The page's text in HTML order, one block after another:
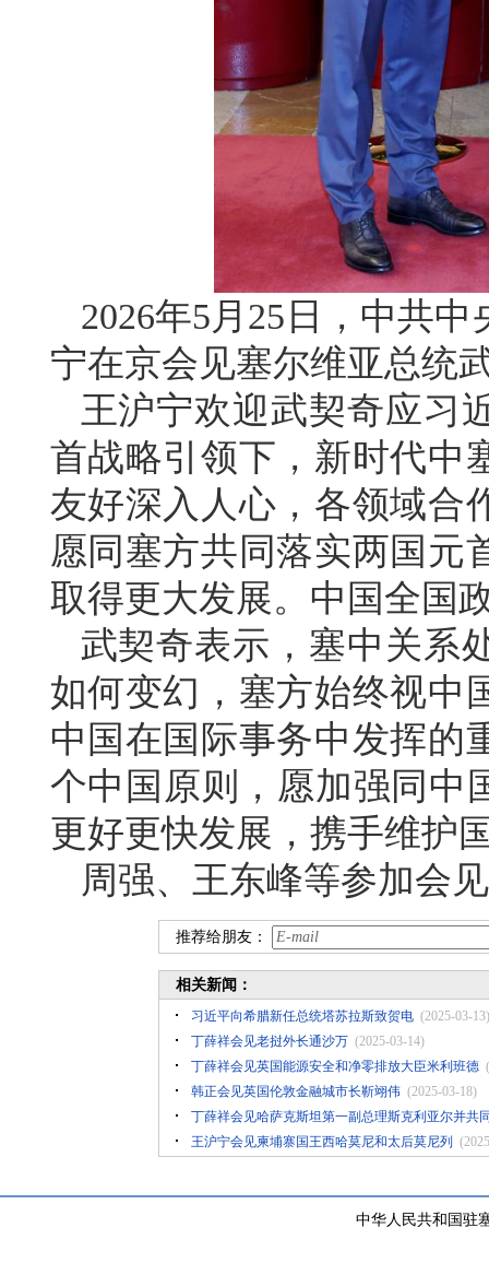
2026年5月25日，中共
宁在京会见塞尔维亚总统
王沪宁欢迎武契奇应习
首战略引领下，新时代中
友好深入人心，各领域合
愿同塞方共同落实两国元
取得更大发展。中国全国
武契奇表示，塞中关系
如何变幻，塞方始终视中
中国在国际事务中发挥的
个中国原则，愿加强同中
更好更快发展，携手维护
周强、王东峰等参加会
推荐给朋友：
相关新闻：
习近平向希腊新任总统塔苏拉斯致贺电 (2025-03-13)
丁薛祥会见老挝外长通沙万 (2025-03-14)
丁薛祥会见英国能源安全和净零排放大臣米利班德
韩正会见英国伦敦金融城市长靳翊伟 (2025-03-18)
丁薛祥会见哈萨克斯坦第一副总理斯克利亚尔并共
王沪宁会见柬埔寨国王西哈莫尼和太后莫尼列
中华人民共和国驻